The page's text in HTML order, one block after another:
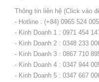
Thông tin liên hệ (Click vào
- Hotline : (+84) 0965 524 005
- Kinh Doanh 1 : 0971 454
- Kinh Doanh 2 : 0348 233
- Kinh Doanh 3 : 0867 710
- Kinh Doanh 4 : 0347 944
- Kinh Doanh 5 : 0347 667